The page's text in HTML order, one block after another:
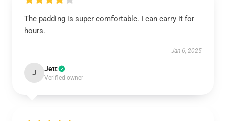
The padding is super comfortable. I can carry it for
hours.
Jan 6, 2025
J Jett
Verified owner